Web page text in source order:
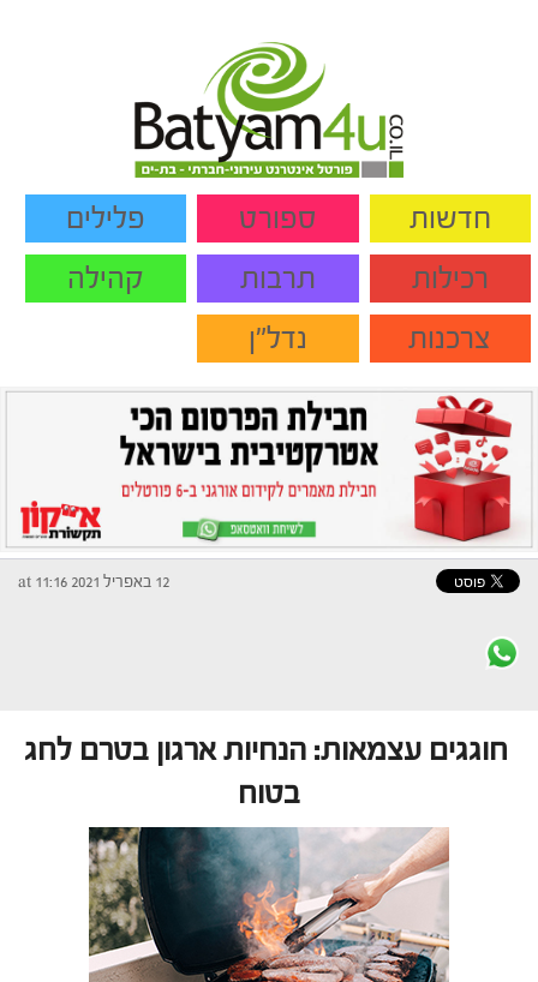
חדשות ספורט
פלילים
רכילות
תרבות
קהילה
צרכנות
נדל"ן
12 באפריל 2021 at 11:16
חוגגים עצמאות: הנחיות ארגון בטרם לחג
בטוח